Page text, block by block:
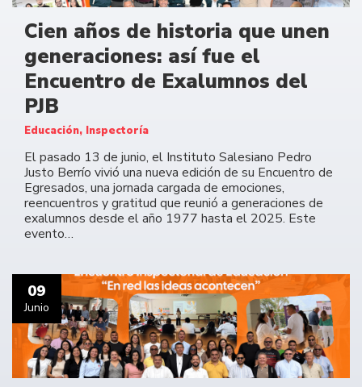
Cien años de historia que unen
generaciones: así fue el
Encuentro de Exalumnos del
PJB
Educación, Inspectoría
El pasado 13 de junio, el Instituto Salesiano Pedro
Justo Berrío vivió una nueva edición de su Encuentro de
Egresados, una jornada cargada de emociones,
reencuentros y gratitud que reunió a generaciones de
exalumnos desde el año 1977 hasta el 2025. Este
evento…
09
Junio